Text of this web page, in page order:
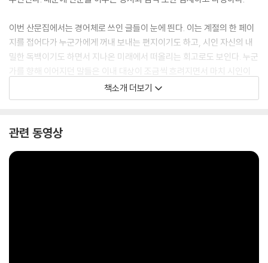
이번 산문집에서는 경어체로 쓰인 글들이 눈에 띈다. 이는 계절의 한 페이
지를 접어다가 누군가에게 꺼내 보내는 편지이기도 하고, 시인 자신의 내
밀한 독백이기도 하면서 지나온 미래에서 떠올리는 회고로도 보인다. 누군
가를 향해 이어지던 말들은 이내 대상이 조금씩 흐려지면서 마치 시인이
어릴 적 하던 놀이인 “아무도 없는 곳에서 가로등을 바라보며 고개를 양옆
으로 휘휘 돌리는 것”처럼 “여러 모양으로 산란”한다. 그렇게 풀어낸 시인
오래된 한옥의 별채에 머무르며 주인집의 손주처럼 지냈던 어느 저녁들,
책소개 더보기
관련 동영상